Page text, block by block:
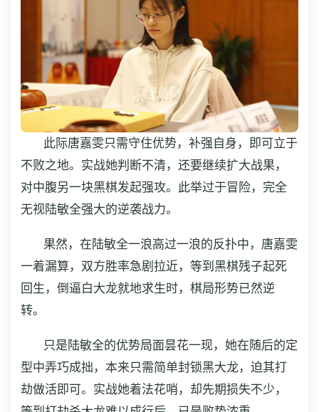
此际唐嘉雯只需守住优势，补强自身，即可立于
不败之地。实战她判断不清，还要继续扩大战果，
对中腹另一块黑棋发起强攻。此举过于冒险，完全
无视陆敏全强大的逆袭战力。
果然，在陆敏全一浪高过一浪的反扑中，唐嘉雯
一着漏算，双方胜率急剧拉近，等到黑棋残子起死
回生，倒逼白大龙就地求生时，棋局形势已然逆
转。
只是陆敏全的优势局面昙花一现，她在随后的定
型中弄巧成拙，本来只需简单封锁黑大龙，迫其打
劫做活即可。实战她着法花哨，却先期损失不少，